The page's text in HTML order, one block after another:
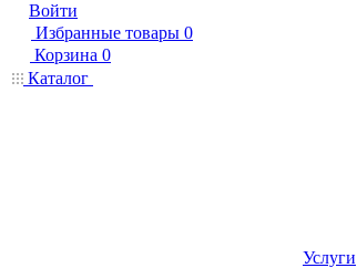
Войти
Избранные товары 0
Корзина 0
Каталог
Услуги